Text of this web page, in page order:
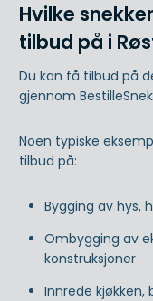
Hvilke
tilbud på i
Du kan få tilbud på
gjennom
Noen typiske
tilbud på:
Bygging av hys,
Ombygging av
konstruksjoner
Innrede kjøkken,